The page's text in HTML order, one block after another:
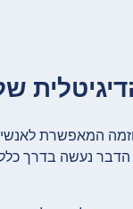
המאפשרת
הדבר נעשה בדרך